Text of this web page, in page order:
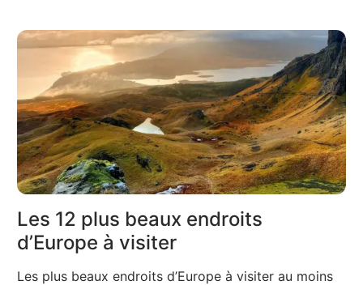
Les 12 plus beaux endroits
d’Europe à visiter
Les plus beaux endroits d’Europe à visiter au moins